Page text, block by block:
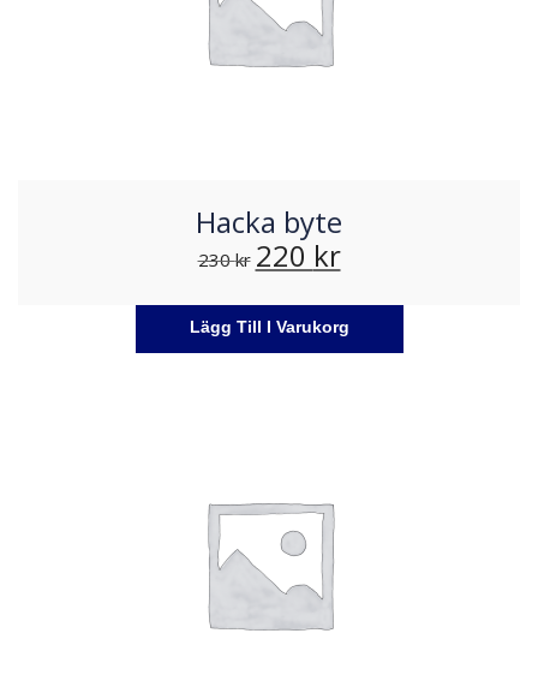
Hacka byte
230kr 220 kr
Lägg Till I Varukorg